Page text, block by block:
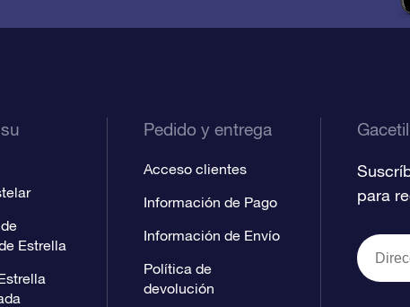
Estrella
Pedido y entrega
Acceso clientes
Información de Pago
Información de Envío
Política de
devolución
para